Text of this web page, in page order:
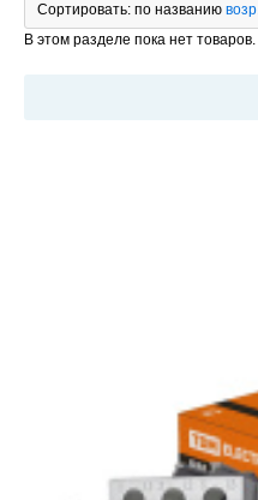
Сортировать: по названию возр.
В этом разделе пока нет товаров.